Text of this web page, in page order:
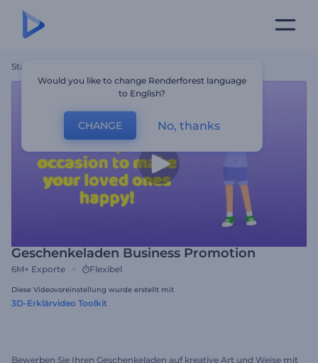
Startseite
Geschenkeladen Business Promotion
6M+ Exporte Flexibel
Diese Videovoreinstellung wurde erstellt mit
3D-Erklärvideo Toolkit
Bewerben Sie Ihren Geschenkeladen auf kreative Art und Weise mit
Would you like to change Renderforest language
to English?
CHANGE No, thanks